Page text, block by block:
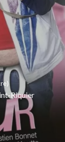
Riquier